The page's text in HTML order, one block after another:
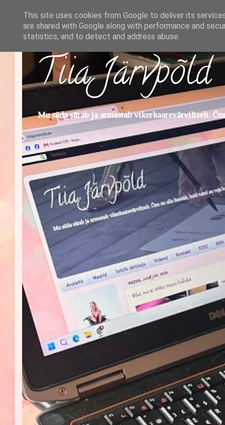
Tiia Järvpõld
Mu süda särab ja armastab vikerkaarevärviliselt.
This site uses cookies from Google to deliver its
are shared with Google along with performance and
statistics, and to detect and address abuse.